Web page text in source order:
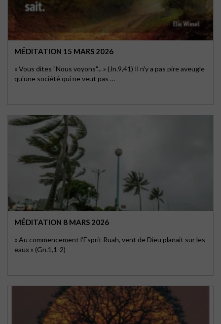
MÉDITATION 15 MARS 2026
« Vous dites "Nous voyons"... » (Jn.9,41) Il n'y a pas pire aveugle
qu'une société qui ne veut pas …
MÉDITATION 8 MARS 2026
« Au commencement l’Esprit Ruah, vent de Dieu planait sur les
eaux » (Gn.1,1-2)